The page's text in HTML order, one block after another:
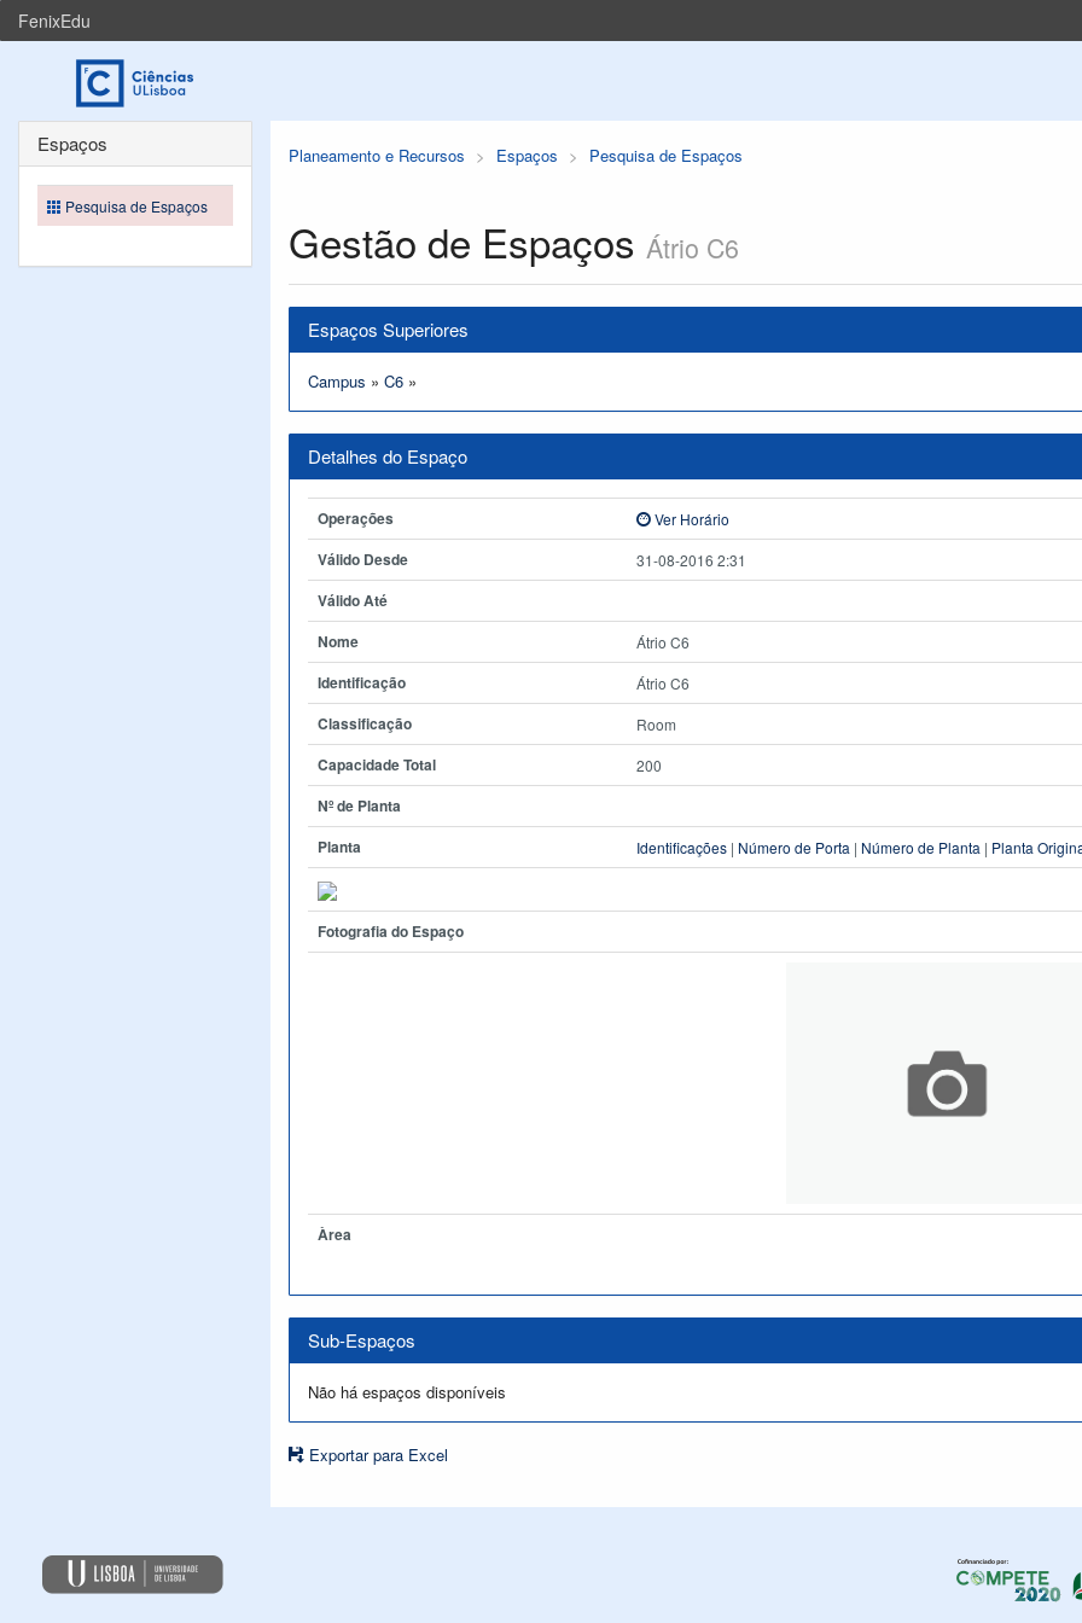
FenixEdu
Planeamento e Recursos Espaços Pesquisa de Espaços
Gestão de Espaços Átrio C6
Espaços Superiores
Campus » C6 »
Detalhes do Espaço
Operações Ver Horário
Válido Desde 31-08-2016 2:31
Válido Até
Nome
Átrio C6
Identificação Átrio C6
Classificação Room
Capacidade Total 200
Nº de Planta
Planta
Identificações | Número de Porta | Número de Planta | Planta
Fotografia do Espaço
Àrea
Sub-Espaços
Não há espaços disponíveis
Exportar para Excel
Espaços
Pesquisa de Espaços